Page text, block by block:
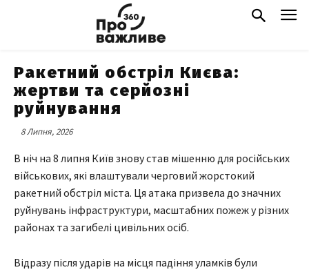
Ракетний обстріл Києва:
жертви та серйозні
руйнування
8 Липня, 2026
В ніч на 8 липня Київ знову став мішенню для російських
військових, які влаштували черговий жорстокий
ракетний обстріл міста. Ця атака призвела до значних
руйнувань інфраструктури, масштабних пожеж у різних
районах та загибелі цивільних осіб.
Відразу після ударів на місця падіння уламків були